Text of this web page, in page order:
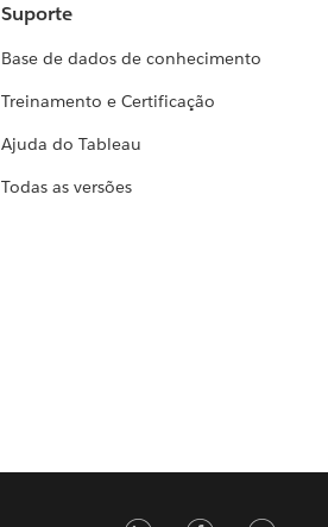
Suporte
Base de dados de conhecimento
Treinamento e Certificação
Ajuda do Tableau
Todas as versões